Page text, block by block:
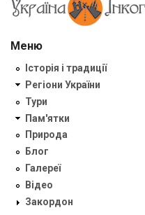
Меню
Історія і традиції
Регіони України
Тури
Пам'ятки
Природа
Блог
Галереї
Відео
Закордон